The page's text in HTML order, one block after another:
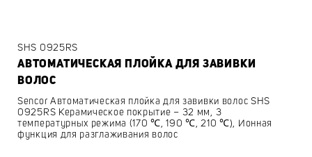
SHS 0925RS
АВТОМАТИЧЕСКАЯ ПЛОЙКА ДЛЯ ЗАВИВКИ
ВОЛОС
Sencor Автоматическая плойка для завивки волос SHS
0925RS Керамическое покрытие – 32 мм, 3
температурных режима (170 ℃, 190 ℃, 210 ℃), Ионная
функция для разглаживания волос